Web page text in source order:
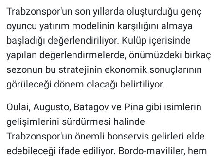
Trabzonspor'un son yıllarda oluşturduğu genç
oyuncu yatırım modelinin karşılığını almaya
başladığı değerlendiriliyor. Kulüp içerisinde
yapılan değerlendirmelerde, önümüzdeki birkaç
sezonun bu stratejinin ekonomik sonuçlarının
görüleceği dönem olacağı belirtiliyor.
Oulai, Augusto, Batagov ve Pina gibi isimlerin
gelişimlerini sürdürmesi halinde
Trabzonspor'un önemli bonservis gelirleri elde
edebileceği ifade ediliyor. Bordo-mavililer, hem